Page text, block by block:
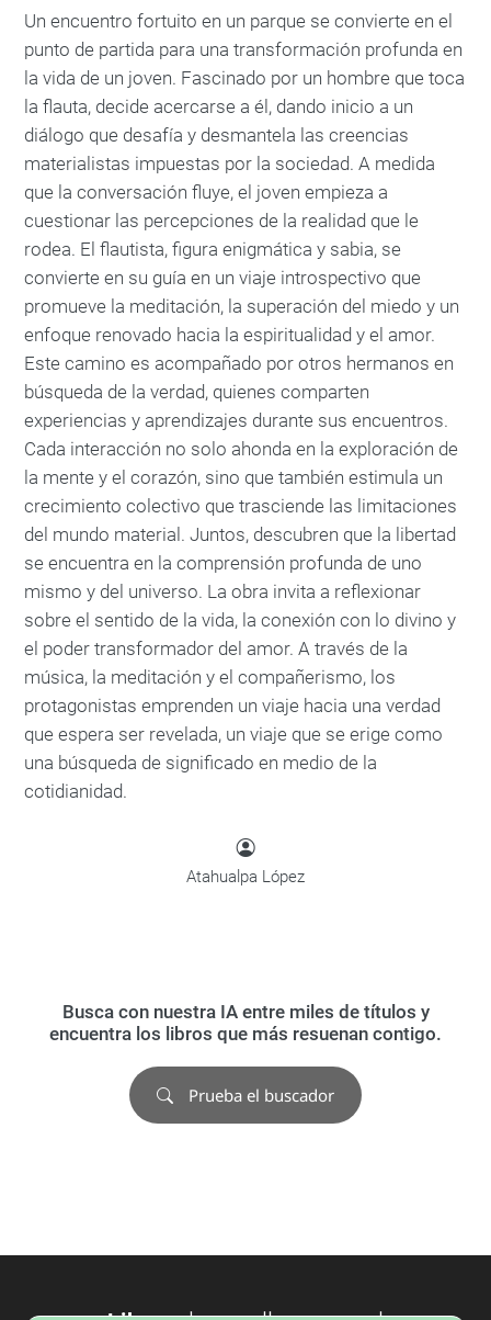
Un encuentro fortuito en un parque se convierte en el
punto de partida para una transformación profunda en
la vida de un joven. Fascinado por un hombre que toca
la flauta, decide acercarse a él, dando inicio a un
diálogo que desafía y desmantela las creencias
materialistas impuestas por la sociedad. A medida
que la conversación fluye, el joven empieza a
cuestionar las percepciones de la realidad que le
rodea. El flautista, figura enigmática y sabia, se
convierte en su guía en un viaje introspectivo que
promueve la meditación, la superación del miedo y un
enfoque renovado hacia la espiritualidad y el amor.
Este camino es acompañado por otros hermanos en
búsqueda de la verdad, quienes comparten
experiencias y aprendizajes durante sus encuentros.
Cada interacción no solo ahonda en la exploración de
la mente y el corazón, sino que también estimula un
crecimiento colectivo que trasciende las limitaciones
del mundo material. Juntos, descubren que la libertad
se encuentra en la comprensión profunda de uno
mismo y del universo. La obra invita a reflexionar
sobre el sentido de la vida, la conexión con lo divino y
el poder transformador del amor. A través de la
música, la meditación y el compañerismo, los
protagonistas emprenden un viaje hacia una verdad
que espera ser revelada, un viaje que se erige como
una búsqueda de significado en medio de la
cotidianidad.
Atahualpa López
Busca con nuestra IA entre miles de títulos y
encuentra los libros que más resuenan contigo.
Prueba el buscador